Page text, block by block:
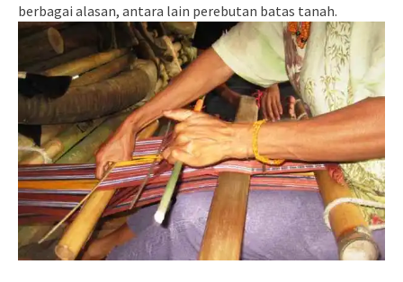
berbagai alasan, antara lain perebutan batas tanah.